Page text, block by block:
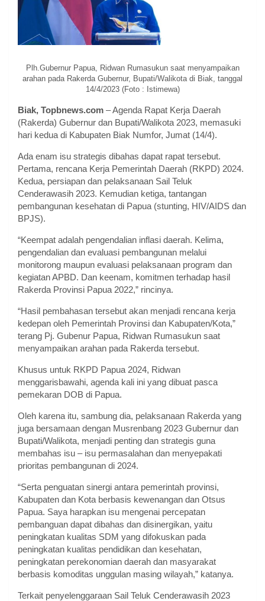
Plh.Gubernur Papua, Ridwan Rumasukun saat menyampaikan
arahan pada Rakerda Gubernur, Bupati/Walikota di Biak, tanggal
14/4/2023 (Foto : Istimewa)
Biak, Topbnews.com – Agenda Rapat Kerja Daerah
(Rakerda) Gubernur dan Bupati/Walikota 2023, memasuki
hari kedua di Kabupaten Biak Numfor, Jumat (14/4).
Ada enam isu strategis dibahas dapat rapat tersebut.
Pertama, rencana Kerja Pemerintah Daerah (RKPD) 2024.
Kedua, persiapan dan pelaksanaan Sail Teluk
Cenderawasih 2023. Kemudian ketiga, tantangan
pembangunan kesehatan di Papua (stunting, HIV/AIDS dan
BPJS).
“Keempat adalah pengendalian inflasi daerah. Kelima,
pengendalian dan evaluasi pembangunan melalui
monitorong maupun evaluasi pelaksanaan program dan
kegiatan APBD. Dan keenam, komitmen terhadap hasil
Rakerda Provinsi Papua 2022,” rincinya.
“Hasil pembahasan tersebut akan menjadi rencana kerja
kedepan oleh Pemerintah Provinsi dan Kabupaten/Kota,”
terang Pj. Gubenur Papua, Ridwan Rumasukun saat
menyampaikan arahan pada Rakerda tersebut.
Khusus untuk RKPD Papua 2024, Ridwan
menggarisbawahi, agenda kali ini yang dibuat pasca
pemekaran DOB di Papua.
Oleh karena itu, sambung dia, pelaksanaan Rakerda yang
juga bersamaan dengan Musrenbang 2023 Gubernur dan
Bupati/Walikota, menjadi penting dan strategis guna
membahas isu – isu permasalahan dan menyepakati
prioritas pembangunan di 2024.
“Serta penguatan sinergi antara pemerintah provinsi,
Kabupaten dan Kota berbasis kewenangan dan Otsus
Papua. Saya harapkan isu mengenai percepatan
pembanguan dapat dibahas dan disinergikan, yaitu
peningkatan kualitas SDM yang difokuskan pada
peningkatan kualitas pendidikan dan kesehatan,
peningkatan perekonomian daerah dan masyarakat
berbasis komoditas unggulan masing wilayah,” katanya.
Terkait penyelenggaraan Sail Teluk Cenderawasih 2023